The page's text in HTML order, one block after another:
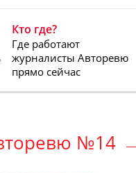
Кто где?
Где работают
журналисты Авторевю
прямо сейчас
№14